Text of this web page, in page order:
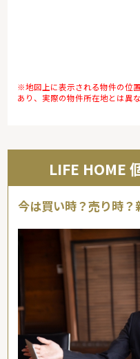
※地図上に表示される物件の位
あり、実際の物件所在地とは異
LIFE HOME
今は買い時？売り時？